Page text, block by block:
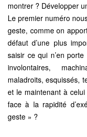
montrer ? Développer
Le premier numéro
geste, comme on
défaut d’une plus
saisir ce qui n’en
involontaires,
maladroits, esquissés,
et le maintenant à
face à la rapidité
geste » ?